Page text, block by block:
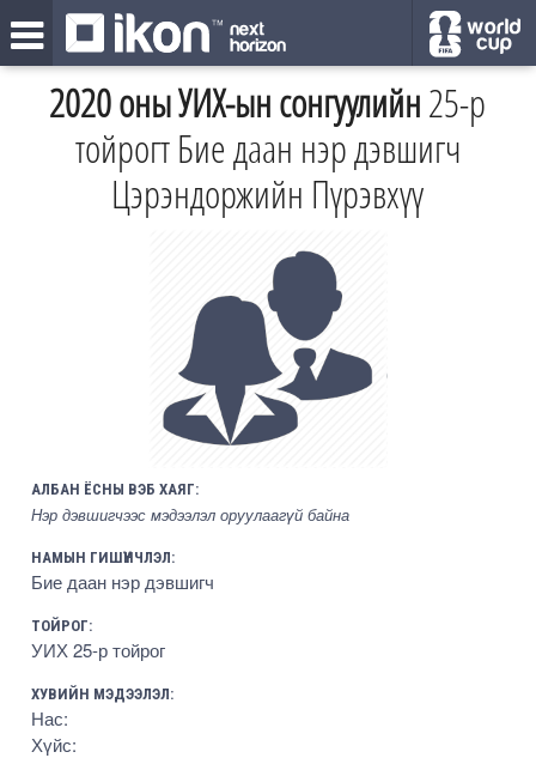
2020 оны УИХ-ын сонгуулийн25-р
тойрогт Бие даан нэр дэвшигч
Цэрэндоржийн Пүрэвхүү
АЛБАН ЁСНЫ ВЭБ ХАЯГ:
Нэр дэвшигчээс мэдээлэл оруулаагүй байна
НАМЫН ГИШҮҮНЧЛЭЛ:
Бие даан нэр дэвшигч
ТОЙРОГ:
УИХ 25-р тойрог
ХУВИЙН МЭДЭЭЛЭЛ:
Нас:
Хүйс: